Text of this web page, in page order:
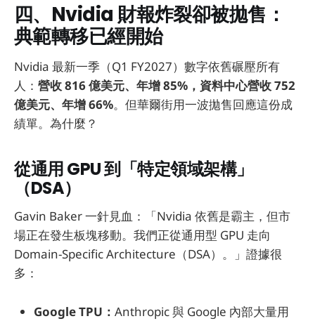
四、Nvidia 財報炸裂卻被拋售：
典範轉移已經開始
Nvidia 最新一季（Q1 FY2027）數字依舊碾壓所有
人： 營收 816 億美元、年增 85%，資料中心營收 752
億美元、年增 66%。但華爾街用一波拋售回應這份成
績單。為什麼？
從通用 GPU 到「特定領域架構」
（DSA）
Gavin Baker 一針見血：「Nvidia 依舊是霸主，但市
場正在發生板塊移動。我們正從通用型 GPU 走向
Domain-Specific Architecture（DSA）。」證據很
多：
Google TPU： Anthropic 與 Google 內部大量用